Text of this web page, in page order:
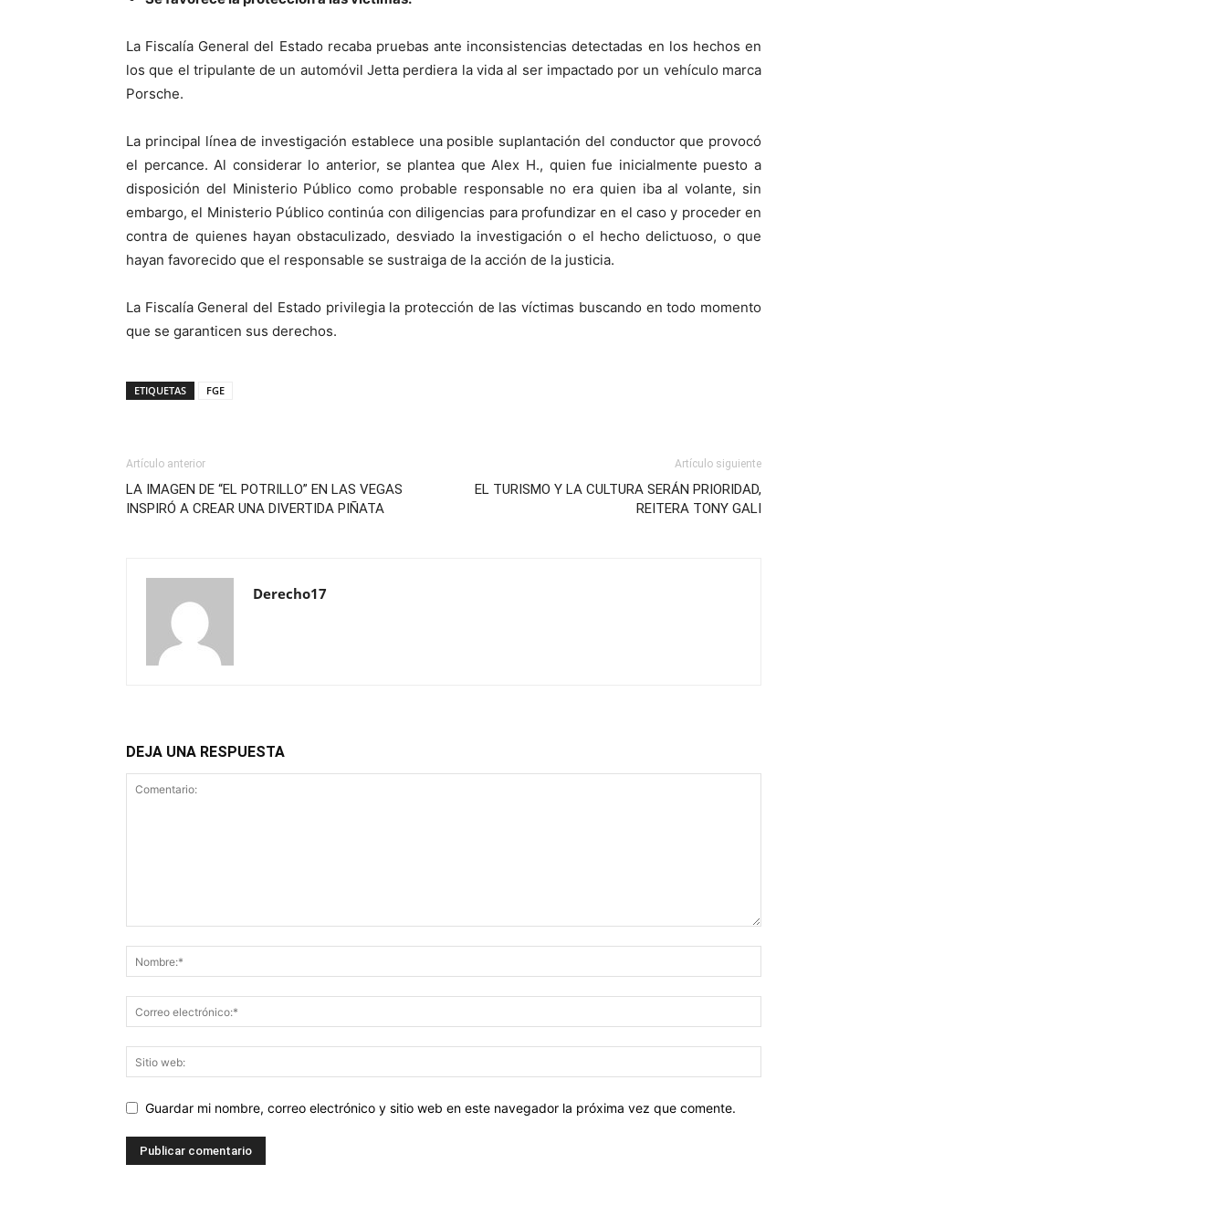
La Fiscalía General del Estado recaba pruebas ante inconsistencias detectadas en los hechos en
los que el tripulante de un automóvil Jetta perdiera la vida al ser impactado por un vehículo marca
Porsche.
La principal línea de investigación establece una posible suplantación del conductor que provocó
el percance. Al considerar lo anterior, se plantea que Alex H., quien fue inicialmente puesto a
disposición del Ministerio Público como probable responsable no era quien iba al volante, sin
embargo, el Ministerio Público continúa con diligencias para profundizar en el caso y proceder en
contra de quienes hayan obstaculizado, desviado la investigación o el hecho delictuoso, o que
hayan favorecido que el responsable se sustraiga de la acción de la justicia.
La Fiscalía General del Estado privilegia la protección de las víctimas buscando en todo momento
que se garanticen sus derechos.
ETIQUETAS FGE
Artículo anterior
LA IMAGEN DE “EL POTRILLO” EN LAS VEGAS
INSPIRÓ A CREAR UNA DIVERTIDA PIÑATA
Artículo siguiente
EL TURISMO Y LA CULTURA SERÁN PRIORIDAD,
REITERA TONY GALI
Derecho17
DEJA UNA RESPUESTA
Guardar mi nombre, correo electrónico y sitio web en este navegador la próxima vez que comente.